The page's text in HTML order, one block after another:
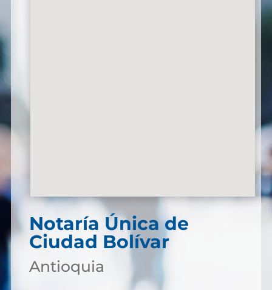
Notaría Única de
Ciudad Bolívar
Antioquia